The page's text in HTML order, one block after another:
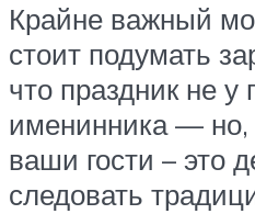
Крайне важный
стоит подумать
что праздник не у
именинника — но,
ваши гости – это
следовать